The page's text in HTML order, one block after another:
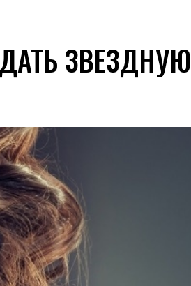
ЗВЕЗДНУЮ